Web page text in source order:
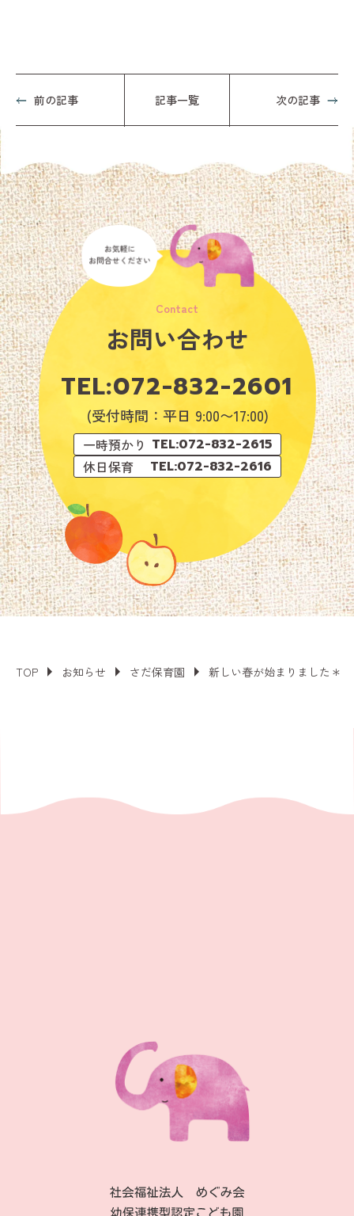
前の記事 記事一覧 次の記事
お問い合わせ
TEL:072-832-2601
(受付時間：平日 9:00〜17:00)
一時預かり TEL:072-832-2615
休日保育
TEL:072-832-2616
TOP お知らせ さだ保育園 新しい春が始まりました＊